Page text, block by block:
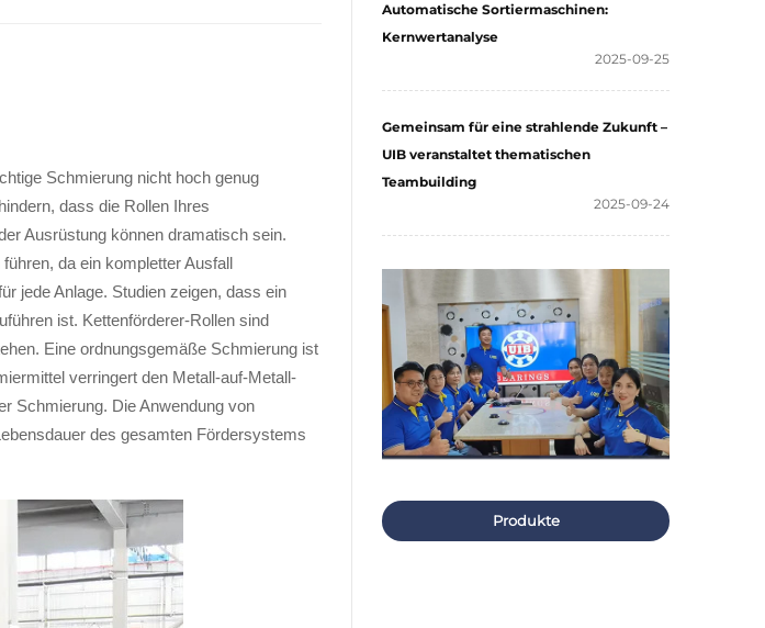
Schmierung nicht hoch genug
dass die Rollen Ihres
Ausrüstung können dramatisch sein.
da ein kompletter Ausfall
jede Anlage. Studien zeigen, dass ein
ist. Kettenförderer-Rollen sind
Eine ordnungsgemäße Schmierung ist
verringert den Metall-auf-Metall-
Schmierung. Die Anwendung von
des gesamten Fördersystems
Automatische Sortiermaschinen:
Kernwertanalyse
2025-09-25
Gemeinsam für eine strahlende Zukunft –
UIB veranstaltet thematischen
Teambuilding
2025-09-24
Produkte